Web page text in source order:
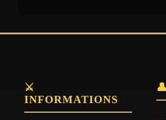
⚔️
INFORMATIONS